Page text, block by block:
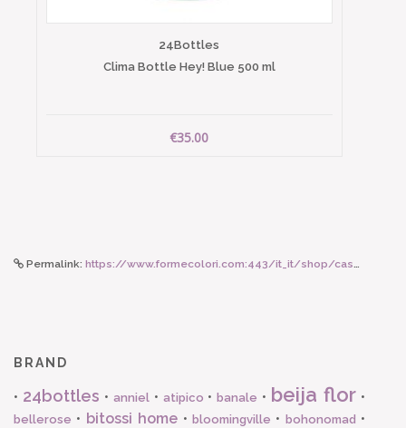
24Bottles
Clima Bottle Hey! Blue 500 ml
€35.00
Permalink: https://www.formecolori.com:443/it_it/shop/casa/oggetti_design/miho_unexpected_sgabello_box_all_or_nothing/6717
BRAND
• 24bottles • anniel• atipico •banale • beija flor •
bellerose • bitossi home • bloomingville • bohonomad •